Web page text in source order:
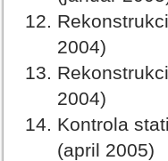
2004)
2004)
Kontrola
(april 2005)